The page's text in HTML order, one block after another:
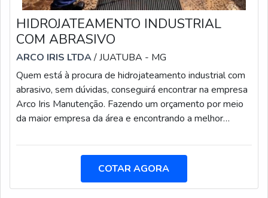
HIDROJATEAMENTO INDUSTRIAL
COM ABRASIVO
ARCO IRIS LTDA/ JUATUBA - MG
Quem está à procura de hidrojateamento industrial com
abrasivo, sem dúvidas, conseguirá encontrar na empresa
Arco Iris Manutenção. Fazendo um orçamento por meio
da maior empresa da área e encontrando a melhor
HIDROJATEAMENTO INDUSTRIAL COM
hidrojateamento industrial com abrasivo em uma
empresa altamente qualificada, encontra o site da Arco
COTAR AGORA